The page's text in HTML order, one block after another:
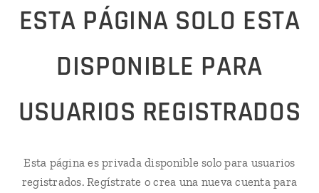
ESTA PÁGINA SOLO ESTA
DISPONIBLE PARA
USUARIOS REGISTRADOS
Esta página es privada disponible solo para usuarios
registrados. Regístrate o crea una nueva cuenta para